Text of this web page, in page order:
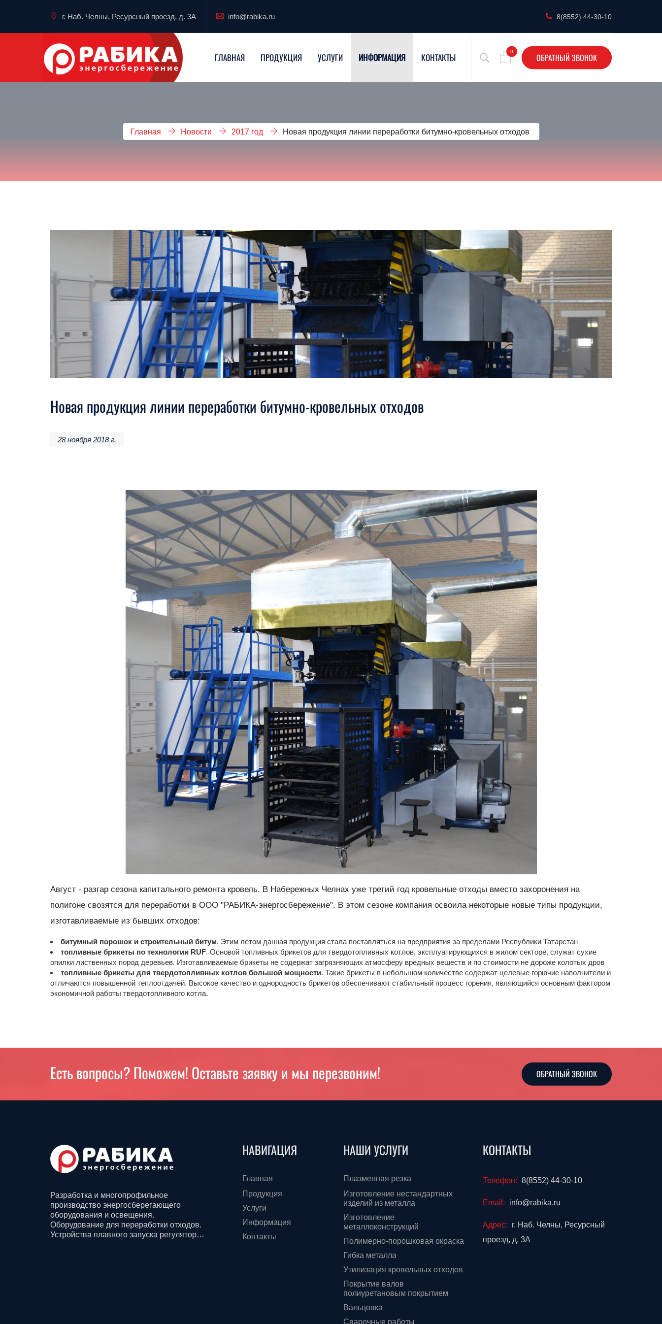
г. Наб. Челны, Ресурсный проезд, д. 3А info@rabika.ru 8(8552) 44-30-10
ГЛАВНАЯ ПРОДУКЦИЯ УСЛУГИ ИНФОРМАЦИЯ КОНТАКТЫ 0
ОБРАТНЫЙ ЗВОНОК
Главная Новости 2017 год Новая продукция линии переработки битумно-кровельных отходов
Новая продукция линии переработки битумно-кровельных отходов
28 ноября 2018 г.
Август - разгар сезона капитального ремонта кровель. В Набережных Челнах уже третий год кровельные отходы вместо захоронения на
полигоне свозятся для переработки в ООО "РАБИКА-энергосбережение". В этом сезоне компания освоила некоторые новые типы продукции,
изготавливаемые из бывших отходов:
битумный порошок и строительный битум. Этим летом данная продукция стала поставляться на предприятия за пределами Республики Татарстан
топливные брикеты по технологии RUF. Основой топливных брикетов для твердотопливных котлов, эксплуатирующихся в жилом секторе, служат сухие
опилки лиственных пород деревьев. Изготавливаемые брикеты не содержат загрязняющих атмосферу вредных веществ и по стоимости не дороже колотых дров
топливные брикеты для твердотопливных котлов большой мощности. Такие брикеты в небольшом количестве содержат целевые горючие наполнители и
отличаются повышенной теплоотдачей. Высокое качество и однородность брикетов обеспечивают стабильный процесс горения, являющийся основным фактором
экономичной работы твердотопливного котла.
Есть вопросы? Поможем! Оставьте заявку и мы перезвоним! ОБРАТНЫЙ ЗВОНОК
Разработка и многопрофильное
производство энергосберегающего
оборудования и освещения.
Оборудование для переработки отходов.
Устройства плавного запуска регуляторов
НАВИГАЦИЯ
Главная
Продукция
Услуги
Информация
Контакты
НАШИ УСЛУГИ
Плазменная резка
Изготовление нестандартных
изделий из металла
Изготовление
металлоконструкций
Полимерно-порошковая окраска
Гибка металла
Утилизация кровельных отходов
Покрытие валов
полиуретановым покрытием
Вальцовка
Сварочные работы
КОНТАКТЫ
Телефон: 8(8552) 44-30-10
Email: info@rabika.ru
Адрес:
г. Наб. Челны, Ресурсный
проезд, д. 3А